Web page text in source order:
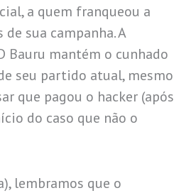
a quem franqueou a
sua campanha. A
Bauru mantém o cunhado
seu partido atual, mesmo
que pagou o hacker (após
do caso que não o
lembramos que o